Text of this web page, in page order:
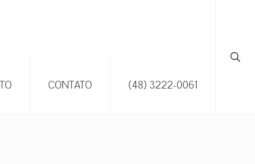
CONTATO (48) 3222-0061